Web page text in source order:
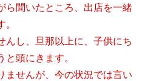
ら聞いたところ、出店を一緒
んし、旦那以上に、子供にち
と頭にきます。
ませんが、今の状況では言い